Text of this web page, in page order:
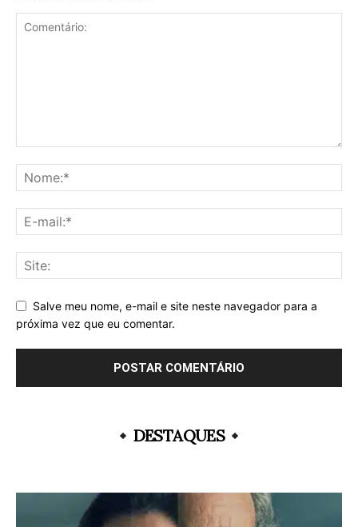
Salve meu nome, e-mail e site neste navegador para a
próxima vez que eu comentar.
DESTAQUES